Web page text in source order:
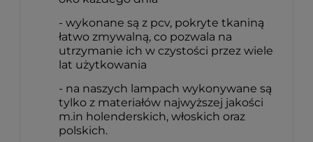
- wykonane są z pcv, pokryte tkaniną
łatwo zmywalną, co pozwala na
utrzymanie ich w czystości przez wiele
lat użytkowania
- na naszych lampach wykonywane są
tylko z materiałów najwyższej jakości
m.in holenderskich, włoskich oraz
polskich.